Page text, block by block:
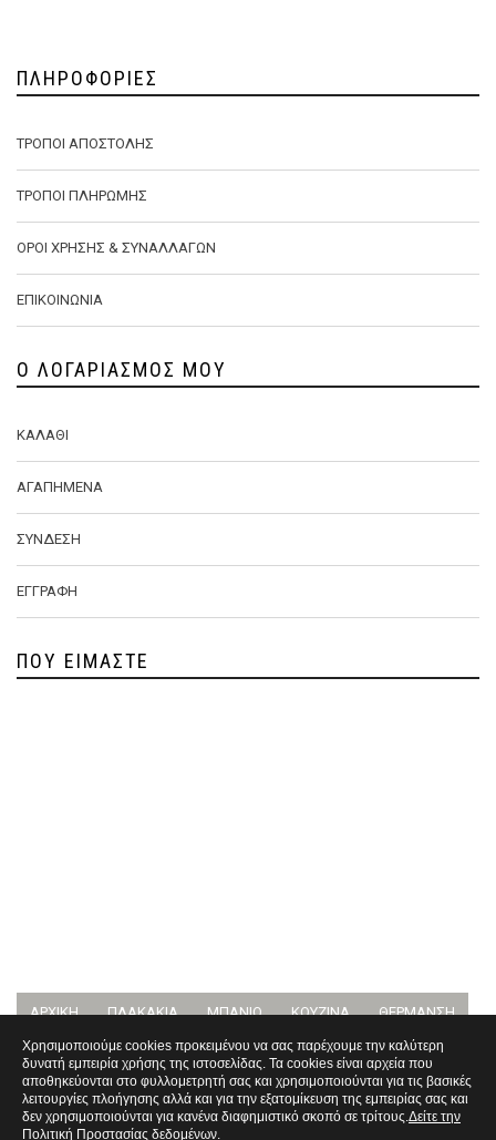
ΠΛΗΡΟΦΟΡΊΕΣ
ΤΡΌΠΟΙ ΑΠΟΣΤΟΛΉΣ
ΤΡΌΠΟΙ ΠΛΗΡΩΜΉΣ
ΌΡΟΙ ΧΡΉΣΗΣ & ΣΥΝΑΛΛΑΓΏΝ
ΕΠΙΚΟΙΝΩΝΊΑ
Ο ΛΟΓΑΡΙΑΣΜΌΣ ΜΟΥ
ΚΑΛΆΘΙ
ΑΓΑΠΗΜΈΝΑ
ΣΎΝΔΕΣΗ
ΕΓΓΡΑΦΉ
ΠΟΥ ΕΊΜΑΣΤΕ
ΑΡΧΙΚΉ ΠΛΑΚΆΚΙΑ ΜΠΆΝΙΟ ΚΟΥΖΊΝΑ ΘΈΡΜΑΝΣΗ
Χρησιμοποιούμε cookies προκειμένου να σας παρέχουμε την καλύτερη
δυνατή εμπειρία χρήσης της ιστοσελίδας. Τα cookies είναι αρχεία που
αποθηκεύονται στο φυλλομετρητή σας και χρησιμοποιούνται για τις βασικές
λειτουργίες πλοήγησης αλλά και για την εξατομίκευση της εμπειρίας σας και
δεν χρησιμοποιούνται για κανένα διαφημιστικό σκοπό σε τρίτους.Δείτε την
Πολιτική Προστασίας δεδομένων.